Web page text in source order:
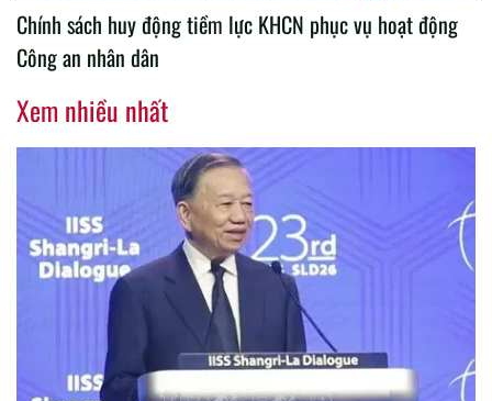
Chính sách huy động tiềm lực KHCN phục vụ hoạt động
Công an nhân dân
Xem nhiều nhất